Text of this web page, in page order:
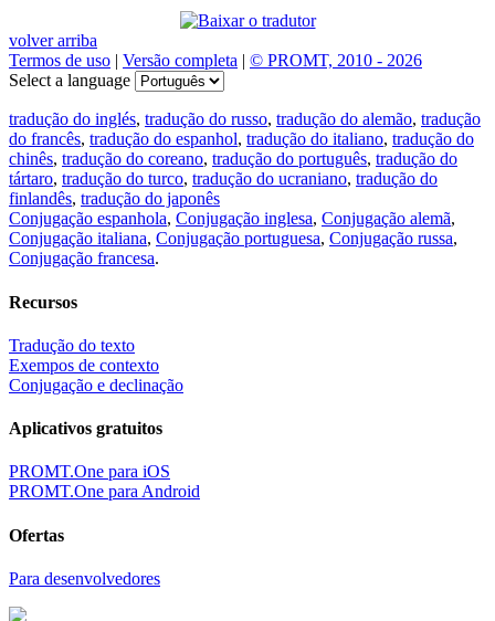
volver arriba
Termos de uso | Versão completa | © PROMT, 2010 - 2026
Select a language
tradução do inglés, tradução do russo, tradução do alemão, tradução
do francês, tradução do espanhol, tradução do italiano, tradução do
chinês, tradução do coreano, tradução do português, tradução do
tártaro, tradução do turco, tradução do ucraniano, tradução do
finlandês, tradução do japonês
Conjugação espanhola, Conjugação inglesa, Conjugação alemã,
Conjugação italiana, Conjugação portuguesa, Conjugação russa,
Conjugação francesa.
Recursos
Tradução do texto
Exempos de contexto
Conjugação e declinação
Aplicativos gratuitos
PROMT.One para iOS
PROMT.One para Android
Ofertas
Para desenvolvedores